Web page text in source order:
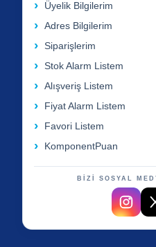
Üyelik Bilgilerim
Adres Bilgilerim
Siparişlerim
Stok Alarm Listem
Alışveriş Listem
Fiyat Alarm Listem
Favori Listem
KomponentPuan
BİZİ SOSYAL